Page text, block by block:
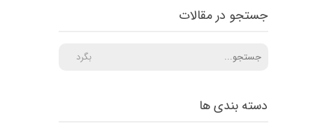
دسته بندی ها
جستجو در مقالات
بگرد